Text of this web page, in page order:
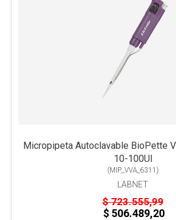
Micropipeta Autoclavable BioPette
10-100Ul
(MIP_VVA_6311 )
LABNET
$ 723.555,99
$ 506.489,20